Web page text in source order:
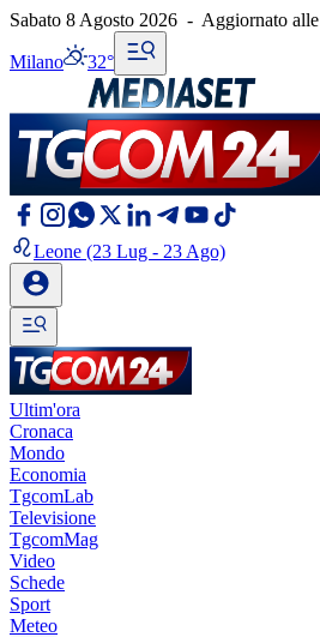
Sabato 8 Agosto 2026 - Aggiornato alle
Milano 32°
Leone (23 Lug - 23 Ago)
Ultim'ora
Cronaca
Mondo
Economia
TgcomLab
Televisione
TgcomMag
Video
Schede
Sport
Meteo